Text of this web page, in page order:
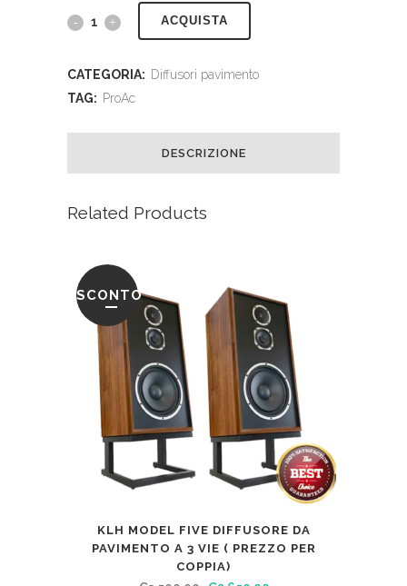
ACQUISTA
CATEGORIA: Diffusori pavimento
TAG: ProAc
DESCRIZIONE
Related Products
SCONTO
KLH MODEL FIVE DIFFUSORE DA
PAVIMENTO A 3 VIE ( PREZZO PER
COPPIA)